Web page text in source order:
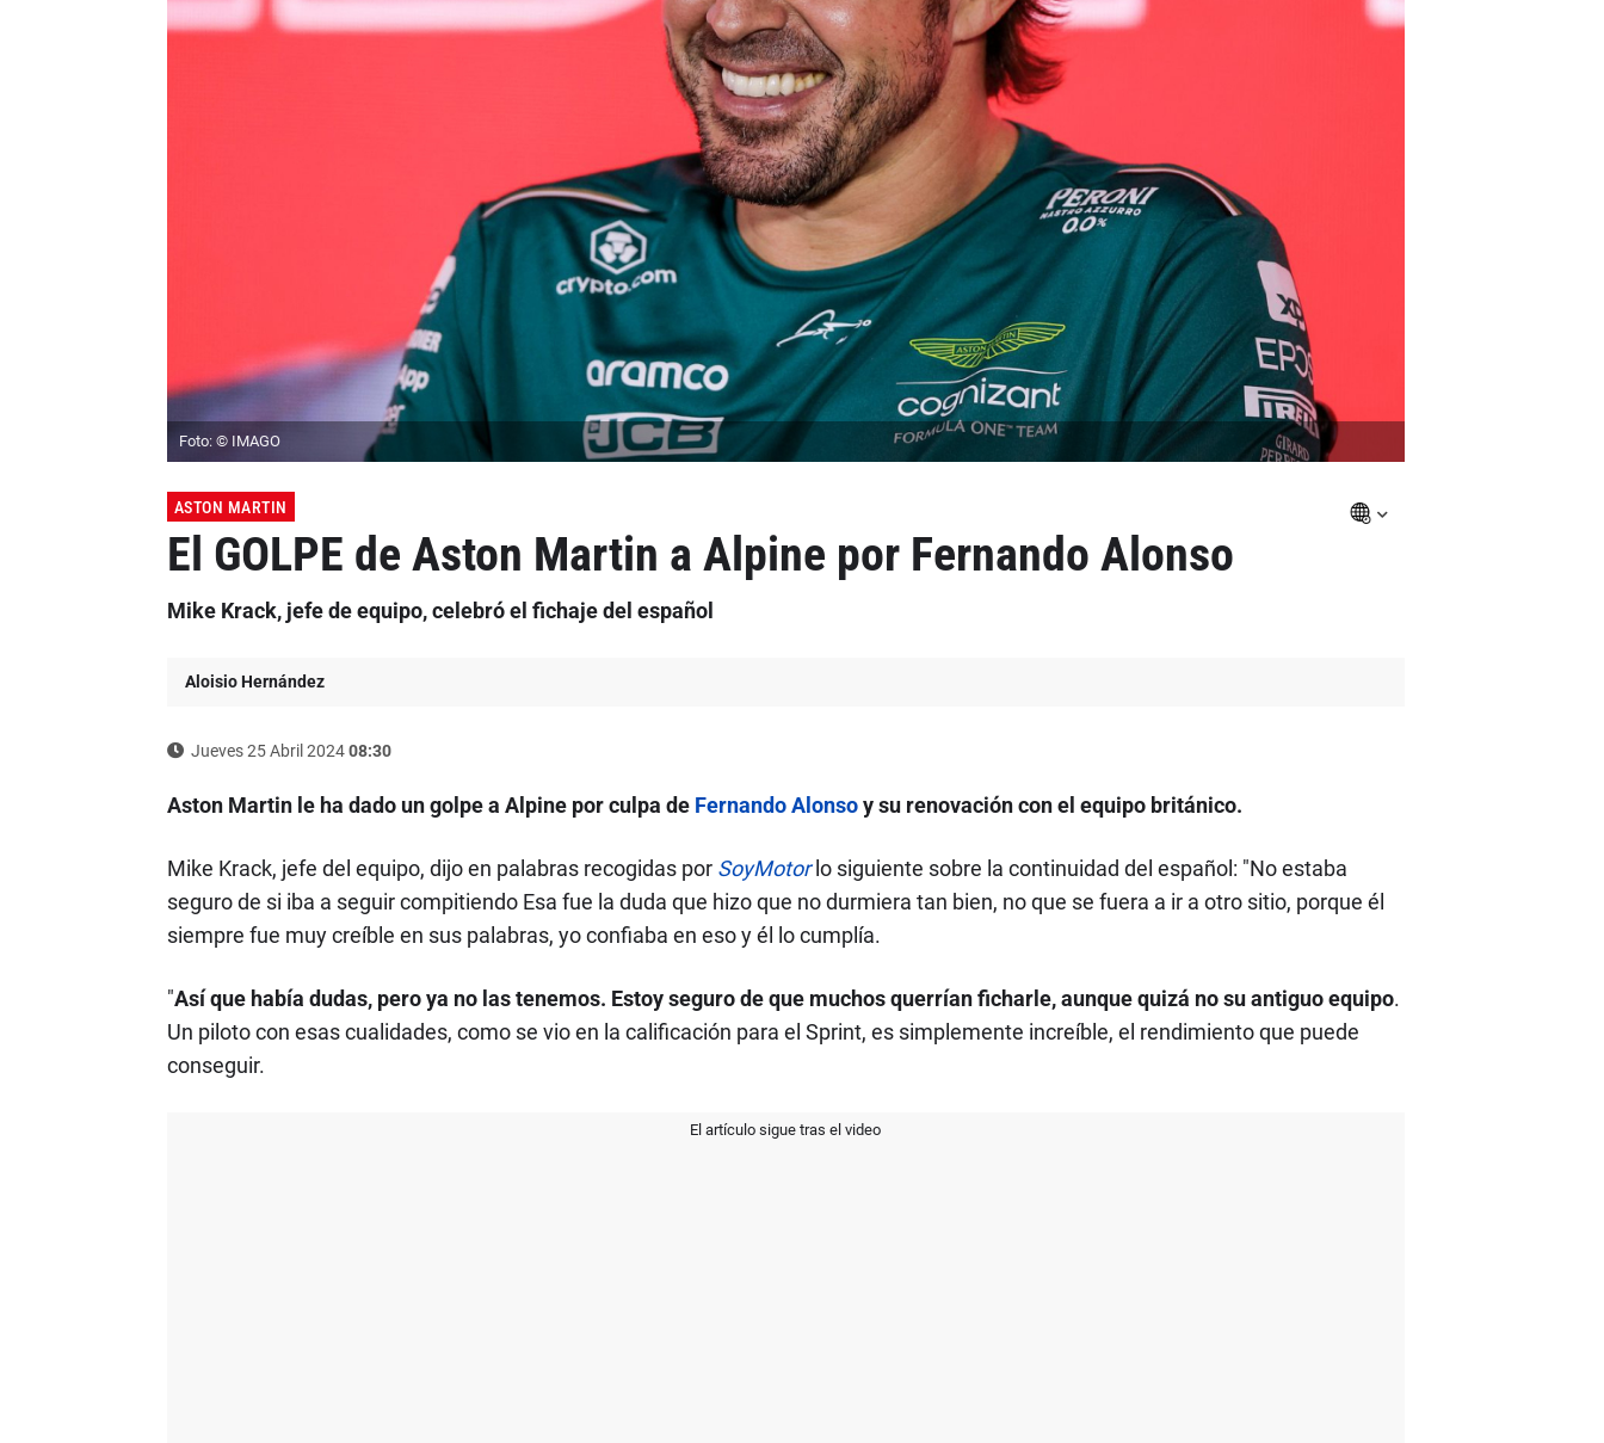
Foto: © IMAGO
ASTON MARTIN
El GOLPE de Aston Martin a Alpine por Fernando Alonso
Mike Krack, jefe de equipo, celebró el fichaje del español
Aloisio Hernández
Jueves 25 Abril 202408:30
Aston Martin le ha dado un golpe a Alpine por culpa de Fernando Alonsoy su renovación con el equipo británico.
Mike Krack, jefe del equipo, dijo en palabras recogidas por SoyMotorlo siguiente sobre la continuidad del español: "No estaba
seguro de si iba a seguir compitiendo Esa fue la duda que hizo que no durmiera tan bien, no que se fuera a ir a otro sitio, porque él
siempre fue muy creíble en sus palabras, yo confiaba en eso y él lo cumplía.
"Así que había dudas, pero ya no las tenemos. Estoy seguro de que muchos querrían ficharle, aunque quizá no su antiguo equipo.
Un piloto con esas cualidades, como se vio en la calificación para el Sprint, es simplemente increíble, el rendimiento que puede
conseguir.
El artículo sigue tras el video